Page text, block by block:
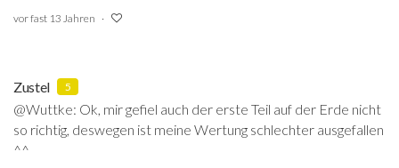
vor fast 13 Jahren
Zustel 5
@Wuttke: Ok, mir gefiel auch der erste Teil auf der Erde nicht
so richtig, deswegen ist meine Wertung schlechter ausgefallen
^^